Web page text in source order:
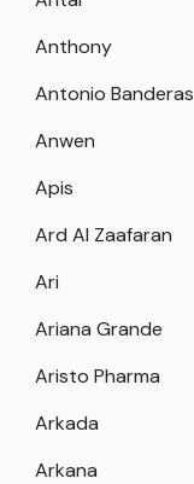
Anthony
Antonio Banderas
Anwen
Apis
Ard Al Zaafaran
Ari
Ariana Grande
Aristo Pharma
Arkada
Arkana